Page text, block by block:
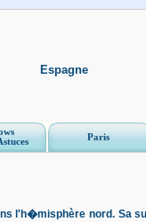
Espagne
Paris
l'h�misphère nord. Sa